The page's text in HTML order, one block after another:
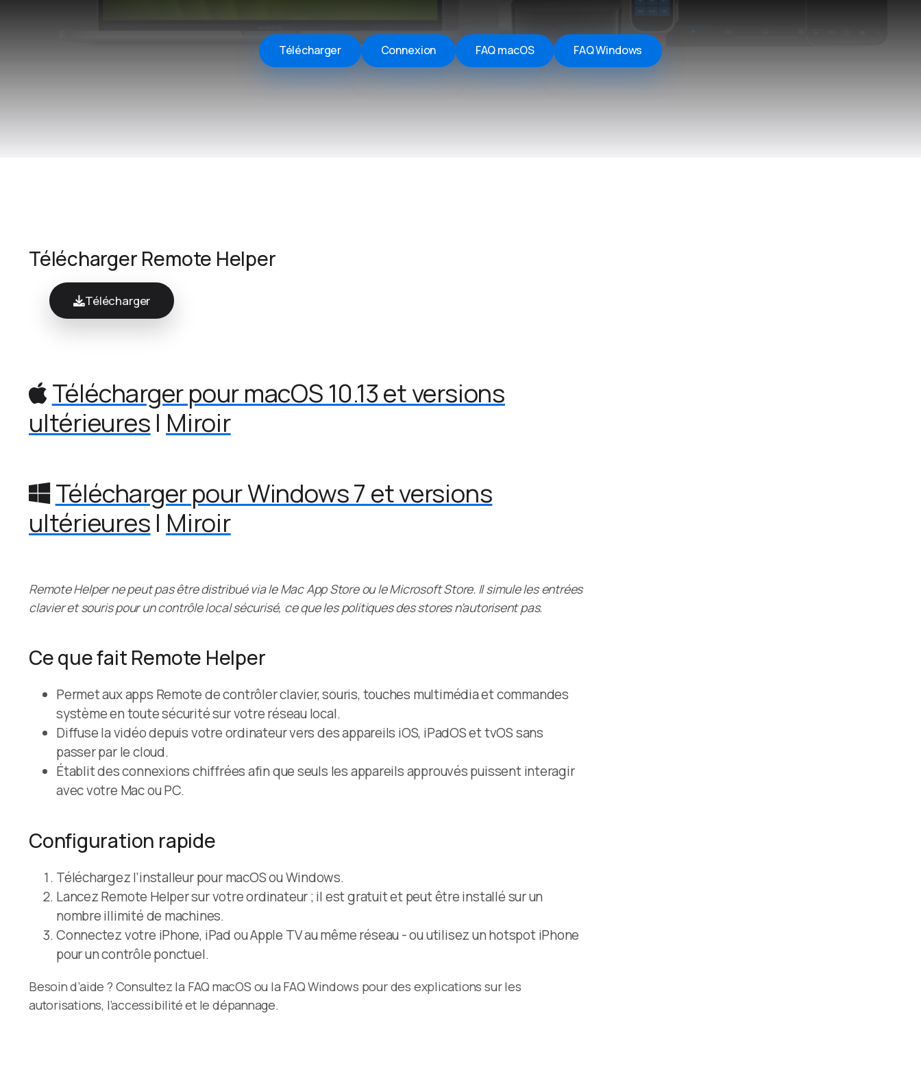
Télécharger Connexion FAQ macOS FAQ Windows
Télécharger Remote Helper
Télécharger
Télécharger pour macOS 10.13 et versions
ultérieures | Miroir
Télécharger pour Windows 7 et versions
ultérieures | Miroir
Remote Helper ne peut pas être distribué via le Mac App Store ou le Microsoft Store. Il simule les entrées
clavier et souris pour un contrôle local sécurisé, ce que les politiques des stores n’autorisent pas.
Ce que fait Remote Helper
Permet aux apps Remote de contrôler clavier, souris, touches multimédia et commandes
système en toute sécurité sur votre réseau local.
Diffuse la vidéo depuis votre ordinateur vers des appareils iOS, iPadOS et tvOS sans
passer par le cloud.
Établit des connexions chiffrées afin que seuls les appareils approuvés puissent interagir
avec votre Mac ou PC.
Configuration rapide
Téléchargez l’installeur pour macOS ou Windows.
Lancez Remote Helper sur votre ordinateur ; il est gratuit et peut être installé sur un
nombre illimité de machines.
Connectez votre iPhone, iPad ou Apple TV au même réseau - ou utilisez un hotspot iPhone
pour un contrôle ponctuel.
Besoin d’aide ? Consultez la FAQ macOS ou la FAQ Windows pour des explications sur les
autorisations, l’accessibilité et le dépannage.